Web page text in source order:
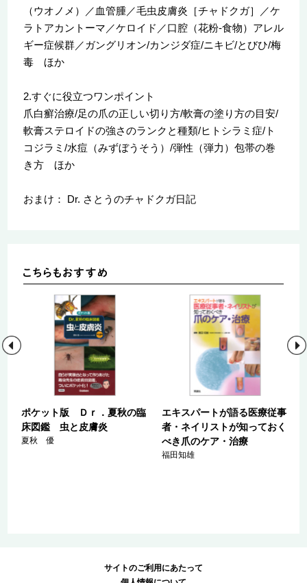
（ウオノメ）／血管腫／毛虫皮膚炎［チャドクガ］／ケ
ラトアカントーマ／ケロイド／口腔（花粉-食物）アレル
ギー症候群／ガングリオン/カンジダ症/ニキビ/とびひ/梅
毒 ほか
2.すぐに役立つワンポイント
爪白癬治療/足の爪の正しい切り方/軟膏の塗り方の目安/
軟膏ステロイドの強さのランクと種類/ヒトシラミ症/ト
コジラミ/水痘（みずぼうそう）/弾性（弾力）包帯の巻
き方 ほか
おまけ： Dr. さとうのチャドクガ日記
ポケット版 Ｄｒ．夏秋の臨
床図鑑 虫と皮膚炎
夏秋 優
エキスパートが語る医療従事
者・ネイリストが知っておく
べき爪のケア・治療
福田知雄
サイトのご利用にあたって